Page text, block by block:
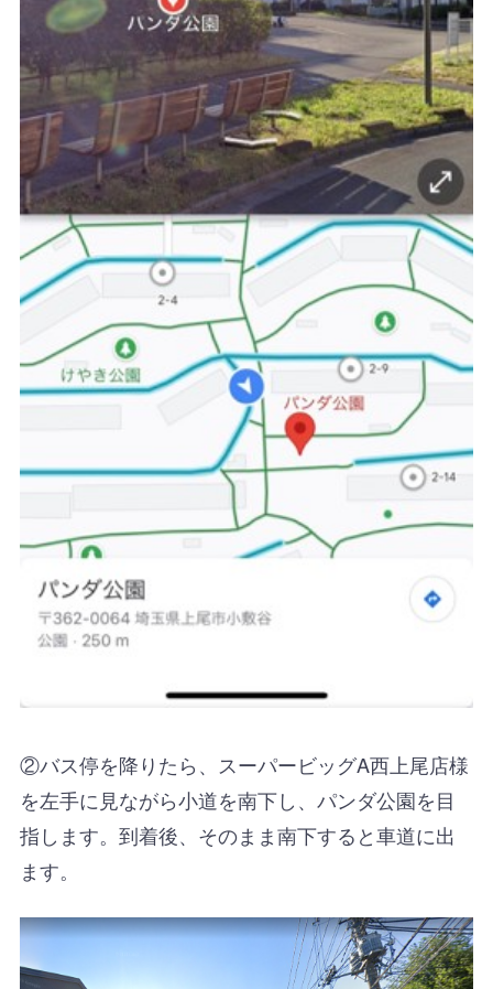
②バス停を降りたら、スーパービッグA西上尾店様
を左手に見ながら小道を南下し、パンダ公園を目
指します。 到着後、そのまま南下すると車道に出
ます。